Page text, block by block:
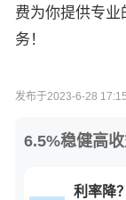
费为你提供专
务！
发布于2023-6-28
6.5%稳健高收
利率降